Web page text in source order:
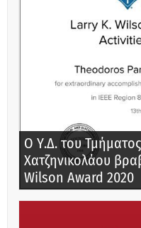
Ο Υ.Δ. του
Χατζηνικολάου
Wilson Award 2020